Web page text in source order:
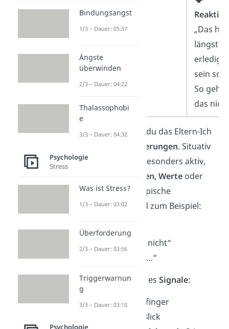
„Das
längst
erledigt
sein
So geht
das
Sprachlich erkennst du das Eltern-Ich
Verallgemeinerungen. Situativ
wird das Eltern-Ich besonders aktiv,
Normen, Werteoder
Regeln anspricht. Typische
Formulierungen sind zum Beispiel:
„Man muss…“
„Das gehört sich nicht“
„Immer sagst du…“
Auchnonverbalgibt es Signale:
erhobener Zeigefinger
missbilligender Blick
Bindungsangst
1/3 – Dauer: 05:37
Ängste
überwinden
2/3 – Dauer: 04:22
Thalassophobi
e
3/3 – Dauer: 04:32
Psychologie
Stress
Was ist Stress?
1/3 – Dauer: 03:02
Überforderung
2/3 – Dauer: 03:56
Triggerwarnun
g
3/3 – Dauer: 03:10
Psychologie